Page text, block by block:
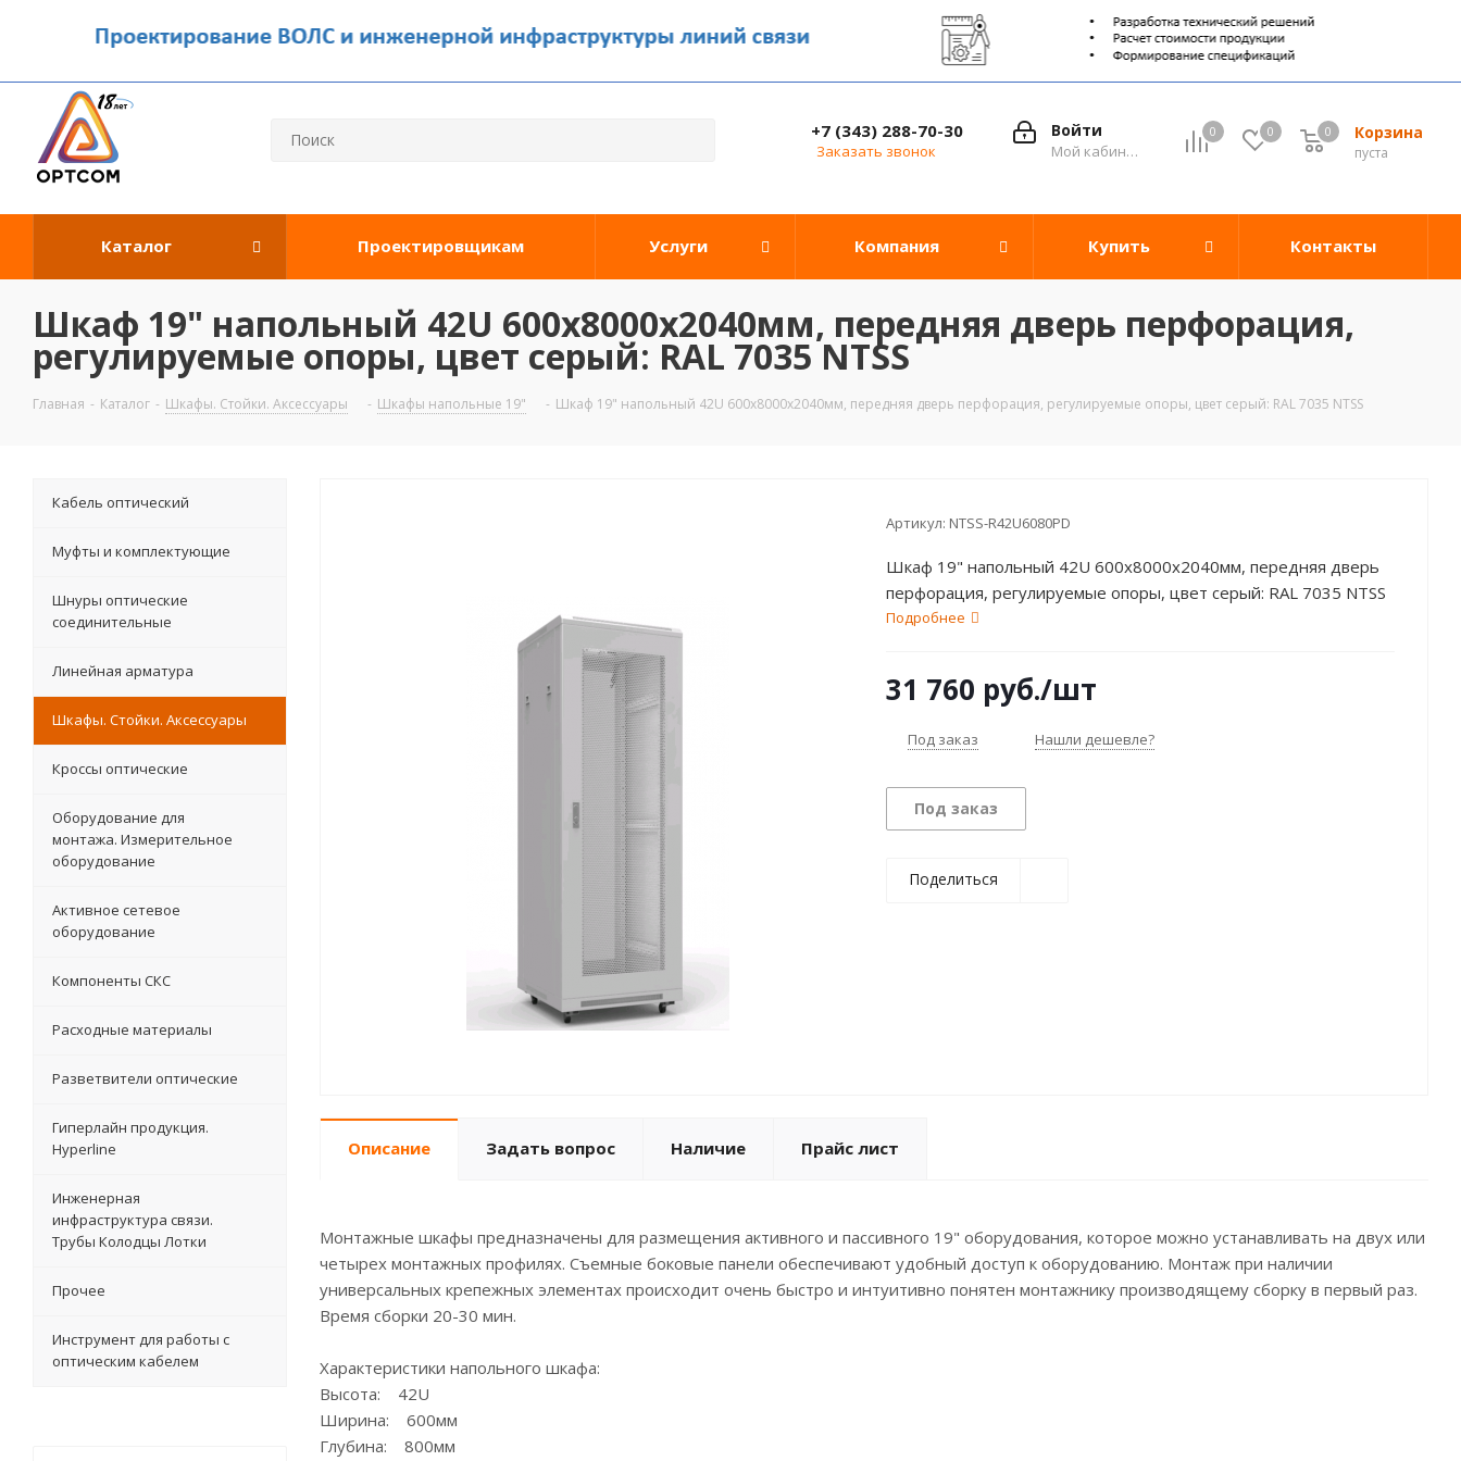
0 0 Корзина
0
пуста
0
Войти
Мой кабинет
+7 (343) 288-70-30
Заказать звонок
Каталог Проектировщикам Услуги Компания Купить Контакты
Шкаф 19" напольный 42U 600х8000х2040мм, передняя дверь перфорация,
регулируемые опоры, цвет серый: RAL 7035 NTSS
Главная - Каталог - Шкафы. Стойки. Аксесcуары - Шкафы напольные 19" - Шкаф 19" напольный 42U 600х8000х2040мм, передняя дверь перфорация, регулируемые опоры, цвет серый: RAL 7035 NTSS
Артикул: NTSS-R42U6080PD
Шкаф 19" напольный 42U 600х8000х2040мм, передняя дверь
перфорация, регулируемые опоры, цвет серый: RAL 7035 NTSS
Подробнее
31 760 руб./шт
Под заказ Нашли дешевле?
Под заказ
Поделиться
Описание Задать вопрос Наличие Прайс лист
Монтажные шкафы предназначены для размещения активного и пассивного 19" оборудования, которое можно устанавливать на двух или
четырех монтажных профилях. Съемные боковые панели обеспечивают удобный доступ к оборудованию. Монтаж при наличии
универсальных крепежных элементах происходит очень быстро и интуитивно понятен монтажнику производящему сборку в первый раз.
Время сборки 20-30 мин.
Характеристики напольного шкафа:
Высота: 42U
Ширина: 600мм
Глубина: 800мм
Кабель оптический
Муфты и комплектующие
Шнуры оптические
соединительные
Линейная арматура
Шкафы. Стойки. Аксесcуары
Кроссы оптические
Оборудование для
монтажа. Измерительное
оборудование
Активное сетевое
оборудование
Компоненты СКС
Расходные материалы
Разветвители оптические
Гиперлайн продукция.
Hyperline
Инженерная
инфраструктура связи.
Трубы Колодцы Лотки
Прочее
Инструмент для работы с
оптическим кабелем